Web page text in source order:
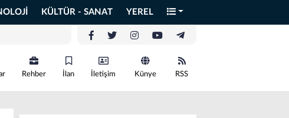
KÜLTÜR - SANAT YEREL
Rehber İlan İletişim Künye RSS